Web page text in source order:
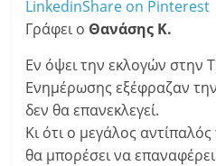
LinkedinShare on Pinterest
Γράφει ο Θανάσης Κ.
Εν όψει την εκλογών στην
Ενημέρωσης εξέφραζαν
δεν θα επανεκλεγεί.
Κι ότι ο μεγάλος
θα μπορέσει να